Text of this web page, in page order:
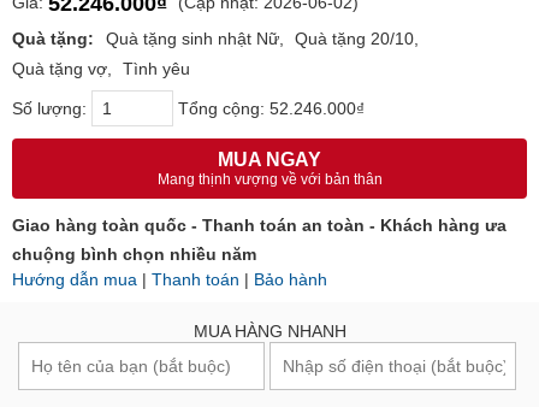
Quà tặng:
Quà tặng sinh nhật Nữ
Quà tặng 20/10
Quà tặng vợ
Tình yêu
Số lượng: Tổng cộng: 52.246.000₫
MUA NGAY
Mang thịnh vượng về với bản thân
Giao hàng toàn quốc - Thanh toán an toàn - Khách hàng ưa
chuộng bình chọn nhiều năm
Hướng dẫn mua | Thanh toán | Bảo hành
MUA HÀNG NHANH